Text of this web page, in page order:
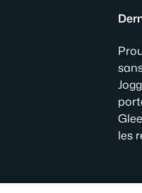
les